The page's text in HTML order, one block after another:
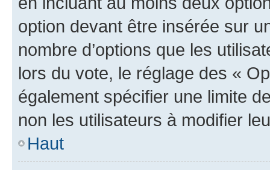
option devant être insérée sur
nombre d’options que les
lors du vote, le réglage des «
également spécifier une limite
non les utilisateurs à modifier
Haut